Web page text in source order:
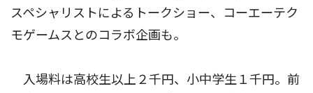
スペシャリストによるトークショー、コーエーテク
モゲームスとのコラボ企画も。
入場料は高校生以上２千円、小中学生１千円。前